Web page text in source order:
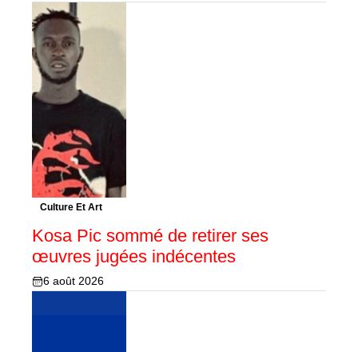
Culture Et Art
Kosa Pic sommé de retirer ses
œuvres jugées indécentes
6 août 2026